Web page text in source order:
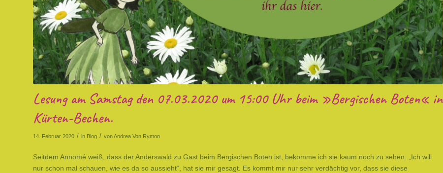
Lesung am Samstag den 07.03.2020 um 15:00 Uhr beim »Bergischen Boten« in
Kürten-Bechen.
14. Februar 2020 / in Blog / vonAndrea Von Rymon
Seitdem Annomé weiß, dass der Anderswald zu Gast beim Bergischen Boten ist, bekomme ich sie kaum noch zu sehen. „Ich will
nur schon mal schauen, wie es da so aussieht“, hat sie mir gesagt. Es kommt mir nur sehr verdächtig vor, dass sie diese